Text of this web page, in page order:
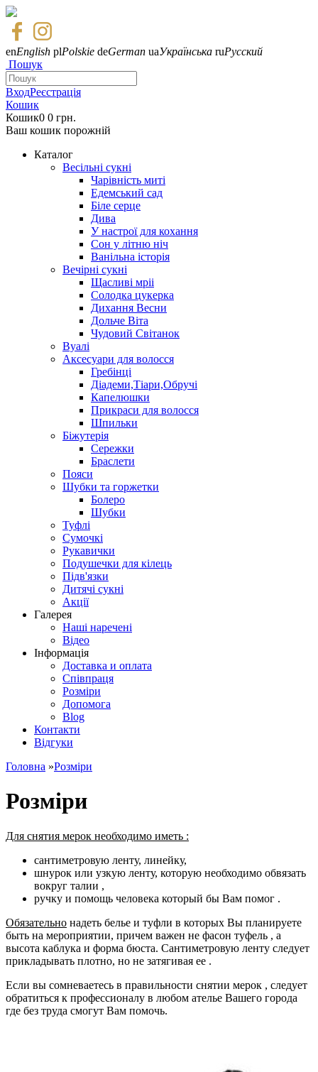
enEnglish plPolskie deGerman uaУкраїнська ruРусский
Пошук
ВходРеєстрація
Кошик
Кошик0 0 грн.
Ваш кошик порожній
Каталог
Весільні сукні
Чарівність миті
Едемський сад
Біле серце
Дива
У настрої для кохання
Сон у літню ніч
Ванільна історія
Вечірні сукні
Щасливі мріі
Солодка цукерка
Дихання Весни
Дольче Віта
Чудовий Світанок
Вуалі
Аксесуари для волосся
Гребінці
Діадеми,Тіари,Обручі
Капелюшки
Прикраси для волосся
Шпильки
Біжутерія
Cережки
Браслети
Пояси
Шубки та горжетки
Болеро
Шубки
Туфлі
Сумочкі
Рукавички
Подушечки для кілець
Підв'язки
Дитячі сукні
Акції
Галерея
Наші наречені
Відео
Інформація
Доставка и оплата
Співпраця
Розміри
Допомога
Blog
Контакти
Відгуки
Головна »Розміри
Розміри
Для снятия мерок необходимо иметь :
сантиметровую ленту, линейку,
шнурок или узкую ленту, которую необходимо обвязать
вокруг талии ,
ручку и помощь человека который бы Вам помог .
Обязательно надеть белье и туфли в которых Вы планируете
быть на мероприятии, причем важен не фасон туфель , а
высота каблука и форма бюста. Сантиметровую ленту следует
прикладывать плотно, но не затягивая ее .
Если вы сомневаетесь в правильности снятии мерок , следует
обратиться к профессионалу в любом ателье Вашего города
где без труда смогут Вам помочь.